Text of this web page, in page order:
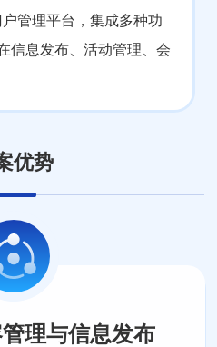
管理平台，集成多种功
信息发布、活动管理、会
优势
理与信息发布